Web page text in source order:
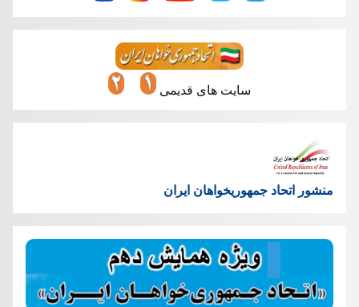
سایت های قدیمی
منشور اتحاد جمهوریخواهان ایران